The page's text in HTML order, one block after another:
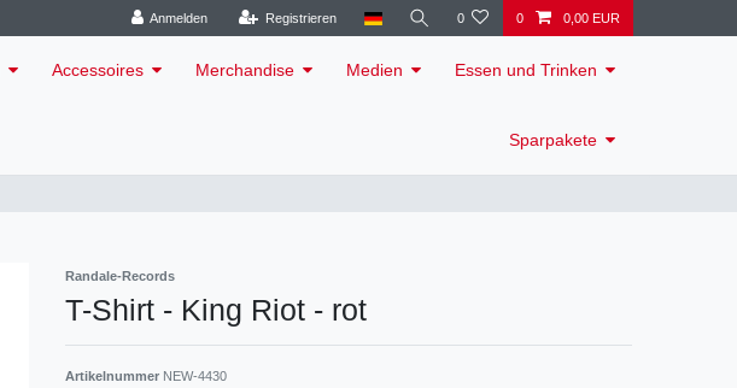
Anmelden Registrieren 0 0 0,00 EUR
Accessoires Merchandise Medien Essen und Trinken
Sparpakete
Randale-Records
T-Shirt - King Riot - rot
Artikelnummer NEW-4430